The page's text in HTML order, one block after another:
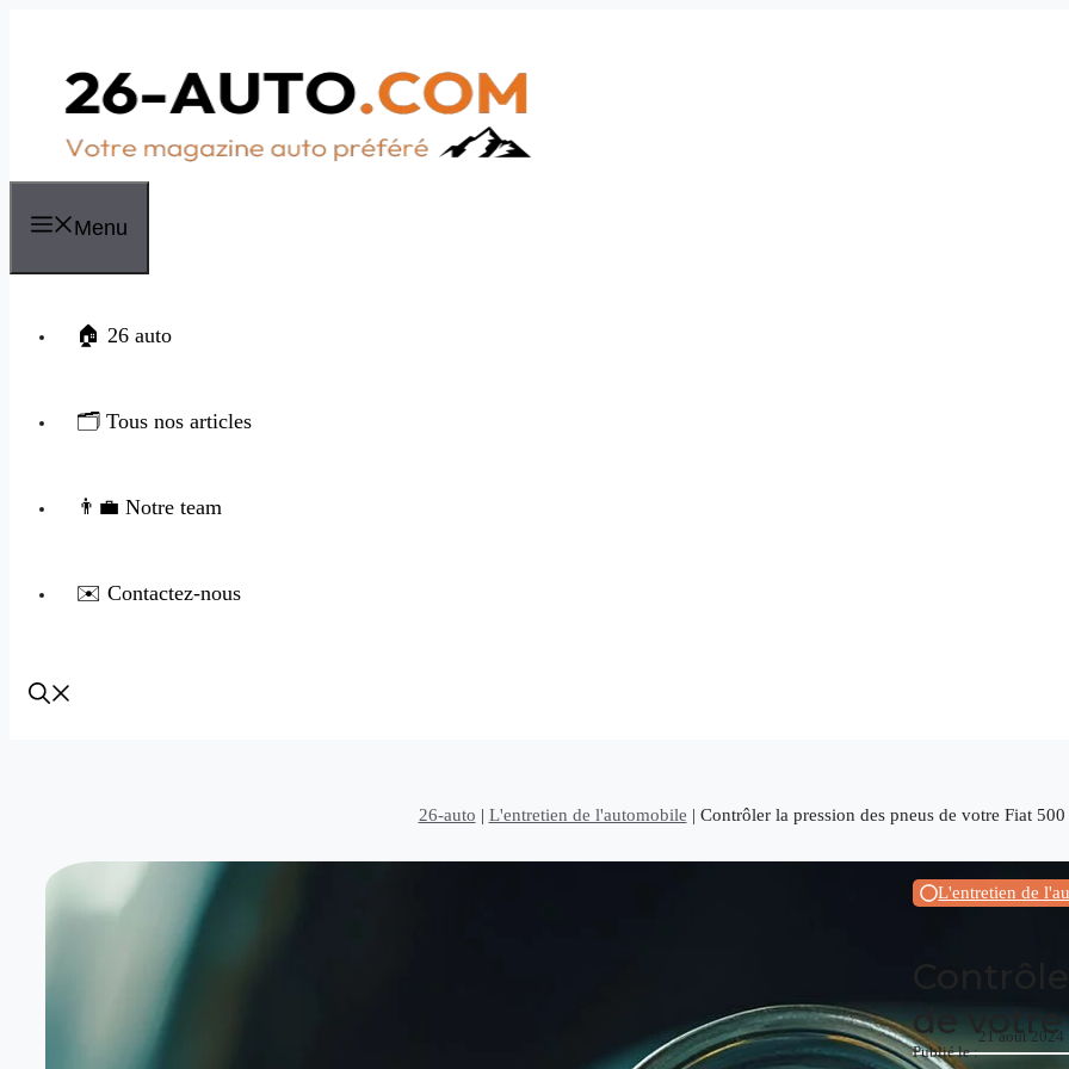
Menu
🏠 26 auto
🗂️ Tous nos articles
👨‍💼 Notre team
✉️ Contactez-nous
26-auto | L'entretien de l'automobile | Contrôler la pression des pneus de votre Fiat
L'entretien de
de
Publié le :
21 août 2024